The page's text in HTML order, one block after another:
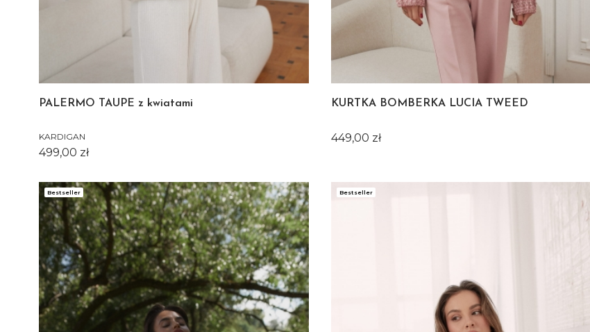
PALERMO TAUPE z kwiatami
KARDIGAN
Cena
499,00 zł
KURTKA BOMBERKA LUCIA TWEED
Cena
449,00 zł
Bestseller Bestseller